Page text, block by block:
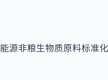
非粮生物质原料标准